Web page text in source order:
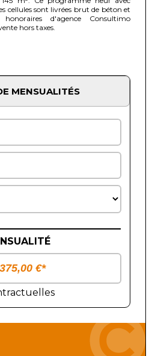
cellules sont livrées brut de béton et
d'agence Consultimo
hors taxes.
MENSUALITÉS